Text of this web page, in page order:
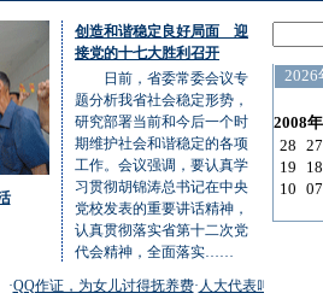
创造和谐稳定良好局面 迎
接党的十七大胜利召开
日前，省委常委会议专
题分析我省社会稳定形势，
研究部署当前和今后一个时
期维护社会和谐稳定的各项
工作。会议强调，要认真学
习贯彻胡锦涛总书记在中央
党校发表的重要讲话精神，
认真贯彻落实省第十二次党
代会精神，全面落实……
QQ作证，为女儿讨得抚养费·人大代表叫板“考证热”